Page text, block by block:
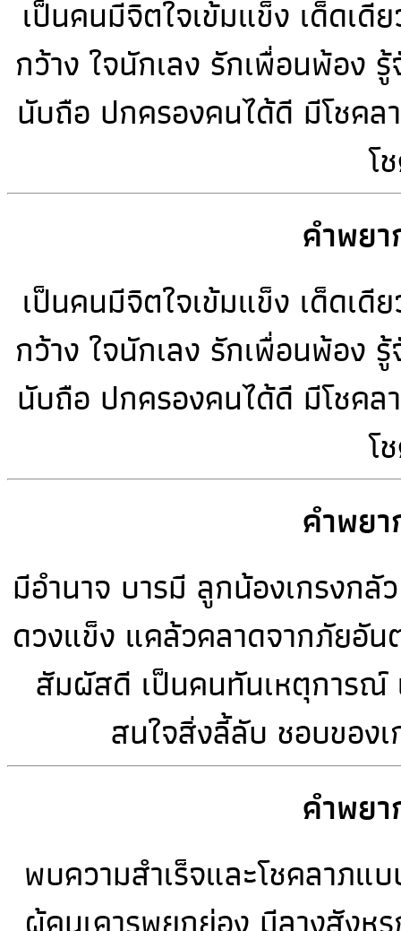
เป็นคนมีจิตใจเข้มแข็ง เด็ดเ
กว้าง ใจนักเลง รักเพื่อนพ้อง
นับถือ ปกครองคนได้ดี มีโชคล
โ
คำพย
เป็นคนมีจิตใจเข้มแข็ง เด็ดเ
กว้าง ใจนักเลง รักเพื่อนพ้อง
นับถือ ปกครองคนได้ดี มีโชคล
โ
คำพย
มีอำนาจ บารมี ลูกน้องเกรงกลั
ดวงแข็ง แคล้วคลาดจากภัยอั
สัมผัสดี เป็นคนทันเหตุการณ์
สนใจสิ่งลี้ลับ ชอบของ
คำพย
พบความสำเร็จและโชคลาภ